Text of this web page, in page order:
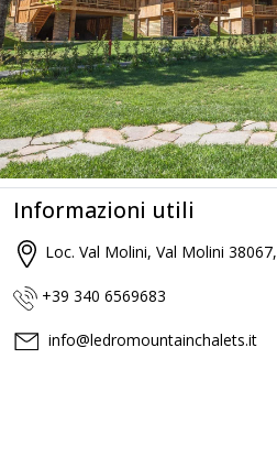
Informazioni utili
Loc. Val Molini, Val Molini 38067,
+39 340 6569683
info@ledromountainchalets.it